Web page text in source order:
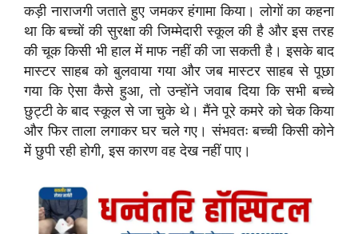
कड़ी नाराजगी जताते हुए जमकर हंगामा किया। लोगों का कहना
था कि बच्चों की सुरक्षा की जिम्मेदारी स्कूल की है और इस तरह
की चूक किसी भी हाल में माफ नहीं की जा सकती है। इसके बाद
मास्टर साहब को बुलवाया गया और जब मास्टर साहब से पूछा
गया कि ऐसा कैसे हुआ, तो उन्होंने जवाब दिया कि सभी बच्चे
छुट्टी के बाद स्कूल से जा चुके थे। मैंने पूरे कमरे को चेक किया
और फिर ताला लगाकर घर चले गए। संभवतः बच्ची किसी कोने
में छुपी रही होगी, इस कारण वह देख नहीं पाए।